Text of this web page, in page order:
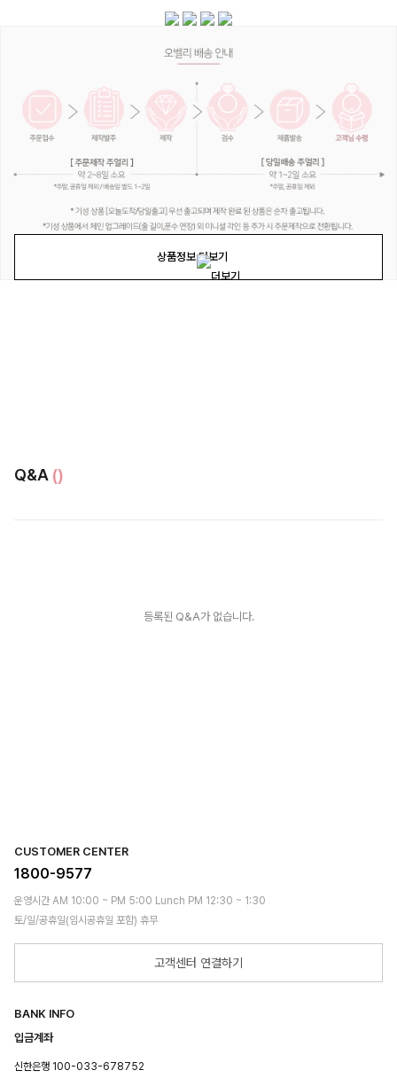
상품정보 더보기
Q&A ()
등록된 Q&A가 없습니다.
CUSTOMER CENTER
1800-9577
운영시간 AM 10:00 ~ PM 5:00 Lunch PM 12:30 ~ 1:30
토/일/공휴일(임시공휴일 포함) 휴무
고객센터 연결하기
BANK INFO
입금계좌
신한은행 100-033-678752